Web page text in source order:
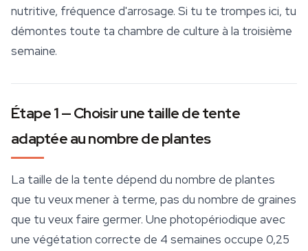
nutritive, fréquence d'arrosage. Si tu te trompes ici, tu
démontes toute ta chambre de culture à la troisième
semaine.
Étape 1 — Choisir une taille de tente
adaptée au nombre de plantes
La taille de la tente dépend du nombre de plantes
que tu veux mener à terme, pas du nombre de graines
que tu veux faire germer. Une photopériodique avec
une végétation correcte de 4 semaines occupe 0,25